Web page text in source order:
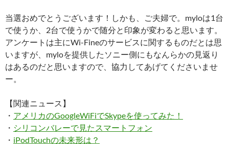
当選おめでとうございます！しかも、ご夫婦で。myloは1台
で使うか、2台で使うかで随分と印象が変わると思います。
アンケートは主にWi-Fineのサービスに関するものだとは思
いますが、myloを提供したソニー側にもなんらかの見返り
はあるのだと思いますので、協力してあげてくださいませ
ー。
【関連ニュース】
・ アメリカのGoogleWiFiでSkypeを使ってみた！
・ シリコンバレーで見たスマートフォン
・ iPodTouchの未来形は？